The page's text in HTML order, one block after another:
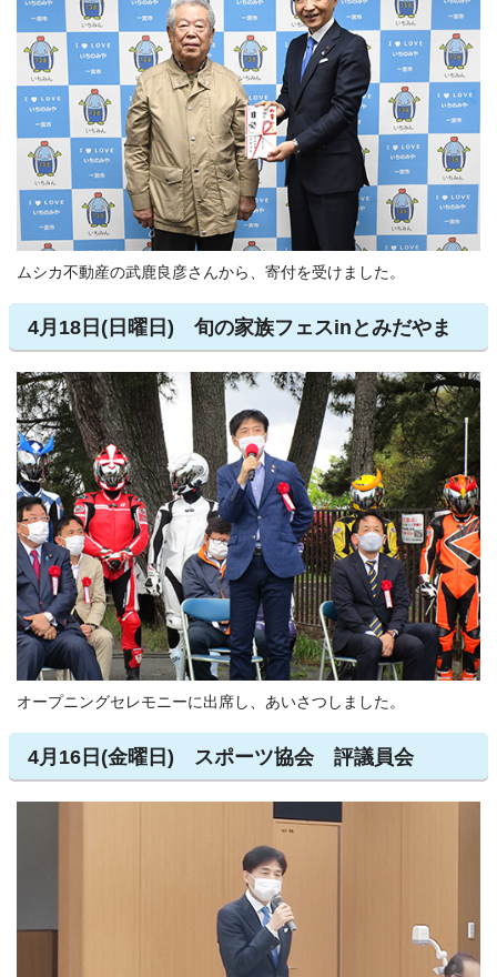
ムシカ不動産の武鹿良彦さんから、寄付を受けました。
4月18日(日曜日) 旬の家族フェスinとみだやま
オープニングセレモニーに出席し、あいさつしました。
4月16日(金曜日) スポーツ協会 評議員会